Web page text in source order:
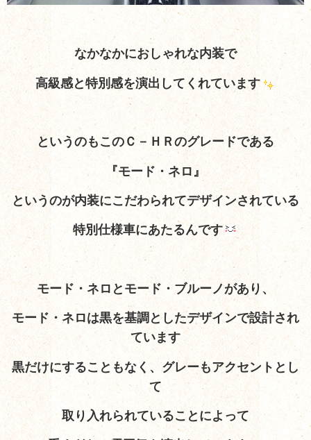
なかなかにおしゃれな内装で
高級感と特別感を演出してくれています
というのもこのＣ－ＨＲのグレードである
『モード・ネロ』
というのが内装にこだわられてデザインされている
特別仕様車にあたるんです
モード・ネロとモード・ブルーノがあり、
モード・ネロは黒を基調としたデザインで設計され
ています
黒だけにすることもなく、グレーもアクセントとし
て
取り入れられていることによって